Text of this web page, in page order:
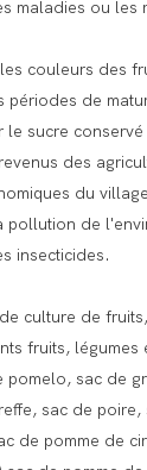
maladies ou les
couleurs des
périodes de
le sucre
des
du
pollution de
insecticides.
culture de
fruits, légumes
pomelo, sac de
sac de poire,
de pomme de